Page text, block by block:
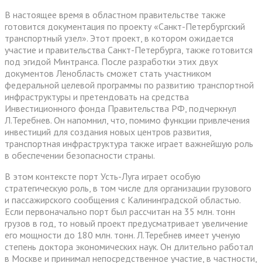
В настоящее время в областном правительстве также
готовится документация по проекту «Санкт-Петербургский
транспортный узел». Этот проект, в котором ожидается
участие и правительства Санкт-Петербурга, также готовится
под эгидой Минтранса. После разработки этих двух
документов Ленобласть сможет стать участником
федеральной целевой программы по развитию транспортной
инфраструктуры и претендовать на средства
Инвестиционного фонда Правительства РФ, подчеркнул
Л.Теребнев. Он напомнил, что, помимо функции привлечения
инвестиций для создания новых центров развития,
транспортная инфраструктура также играет важнейшую роль
в обеспечении безопасности страны.
В этом контексте порт Усть-Луга играет особую
стратегическую роль, в том числе для организации грузового
и пассажирского сообщения с Калининградской областью.
Если первоначально порт был рассчитан на 35 млн. тонн
грузов в год, то новый проект предусматривает увеличение
его мощности до 180 млн. тонн. Л.Теребнев имеет ученую
степень доктора экономических наук. Он длительно работал
в Москве и принимал непосредственное участие, в частности,